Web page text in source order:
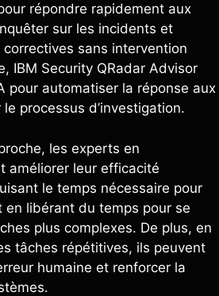
répondre rapidement aux
sur les incidents et
sans intervention
IBM Security QRadar Advisor
pour automatiser la réponse aux
processus d’investigation.
les experts en
améliorer leur efficacité
le temps nécessaire pour
libérant du temps pour se
plus complexes. De plus, en
tâches répétitives, ils peuvent
humaine et renforcer la